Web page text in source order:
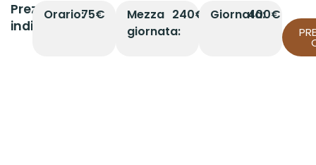
Prezzi
indicativi
Orario:75€
Mezza
giornata:
240€ Giornata:400€